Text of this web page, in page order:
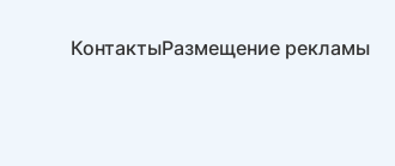
КонтактыРазмещение рекламы